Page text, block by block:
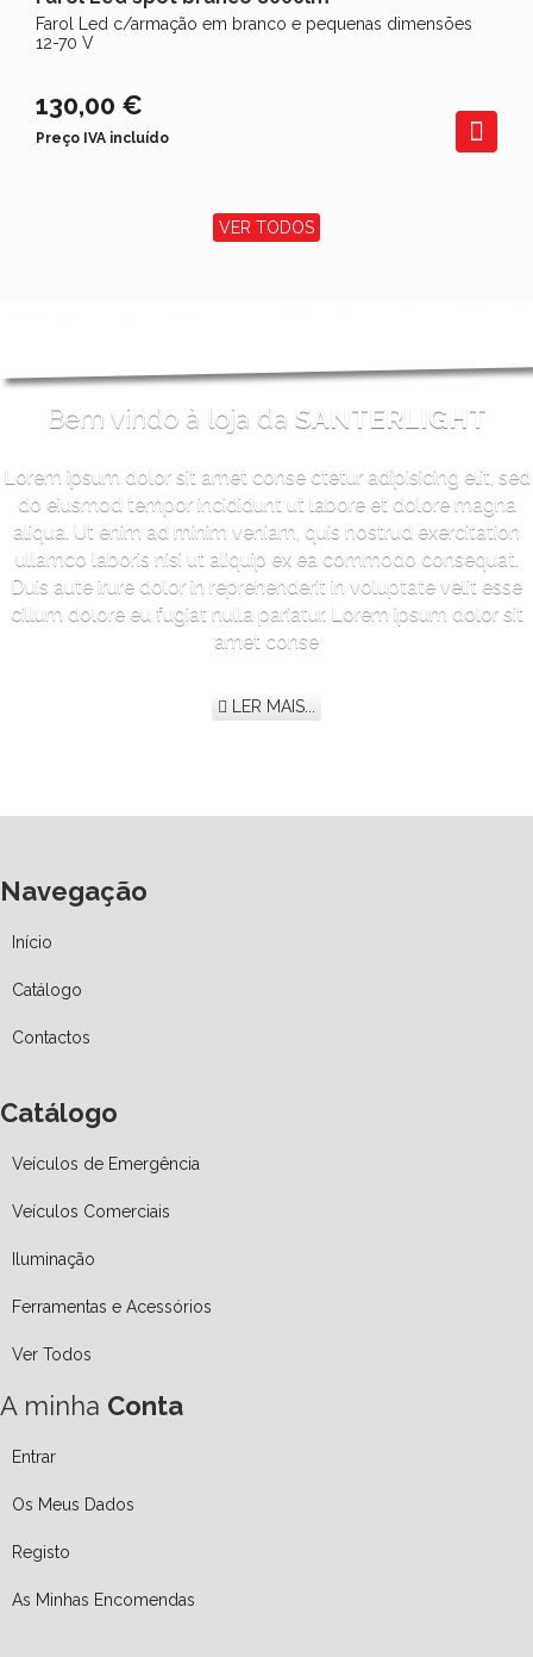
Farol Led c/armação em branco e pequenas dimensões
12-70 V
130,00 €
Preço IVA incluído
VER TODOS
Bem vindo à loja da SANTERLIGHT
Lorem ipsum dolor sit amet conse ctetur adipisicing elit, sed
do eiusmod tempor incididunt ut labore et dolore magna
aliqua. Ut enim ad minim veniam, quis nostrud exercitation
ullamco laboris nisi ut aliquip ex ea commodo consequat.
Duis aute irure dolor in reprehenderit in voluptate velit esse
cillum dolore eu fugiat nulla pariatur. Lorem ipsum dolor sit
amet conse
LER MAIS...
Navegação
Início
Catálogo
Contactos
Catálogo
Veículos de Emergência
Veículos Comerciais
Iluminação
Ferramentas e Acessórios
Ver Todos
A minha Conta
Entrar
Os Meus Dados
Registo
As Minhas Encomendas